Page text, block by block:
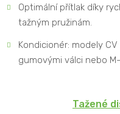
Optimální přítlak díky
tažným pružinám.
Kondicionér: modely
gumovými válci nebo
Tažené